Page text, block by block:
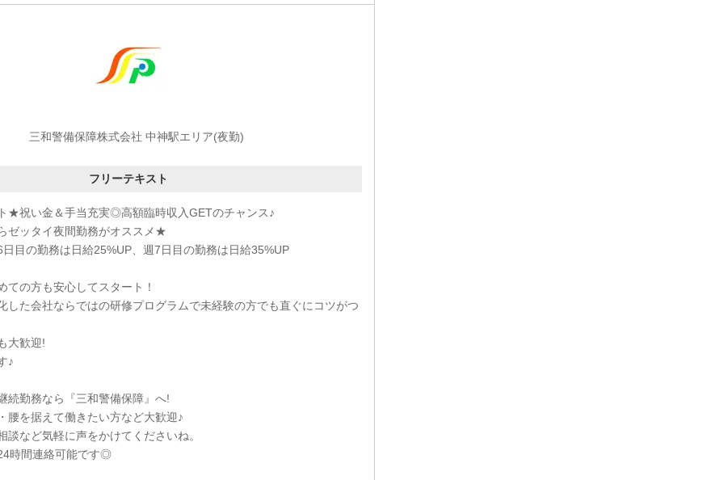
三和警備保障株式会社 中神駅エリア(夜勤)
フリーテキスト
★祝い金＆手当充実◎高額臨時収入GETのチャンス♪
ゼッタイ夜間勤務がオススメ★
目の勤務は日給25%UP、週7日目の勤務は日給35%UP
ての方も安心してスタート！
した会社ならではの研修プログラムで未経験の方でも直ぐにコツがつ
大歓迎!
♪
続勤務なら『三和警備保障』へ!
腰を据えて働きたい方など大歓迎♪
談など気軽に声をかけてくださいね。
時間連絡可能です◎